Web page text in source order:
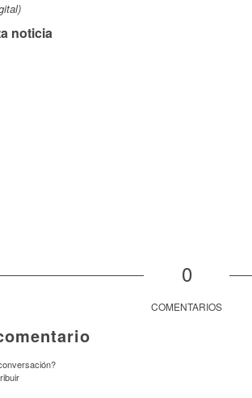
noticia
0
COMENTARIOS